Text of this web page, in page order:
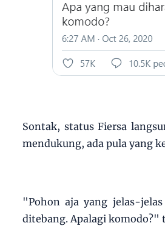
Sontak, status Fiersa
mendukung, ada pula yang
"Pohon aja yang jelas-
ditebang. Apalagi komodo?"